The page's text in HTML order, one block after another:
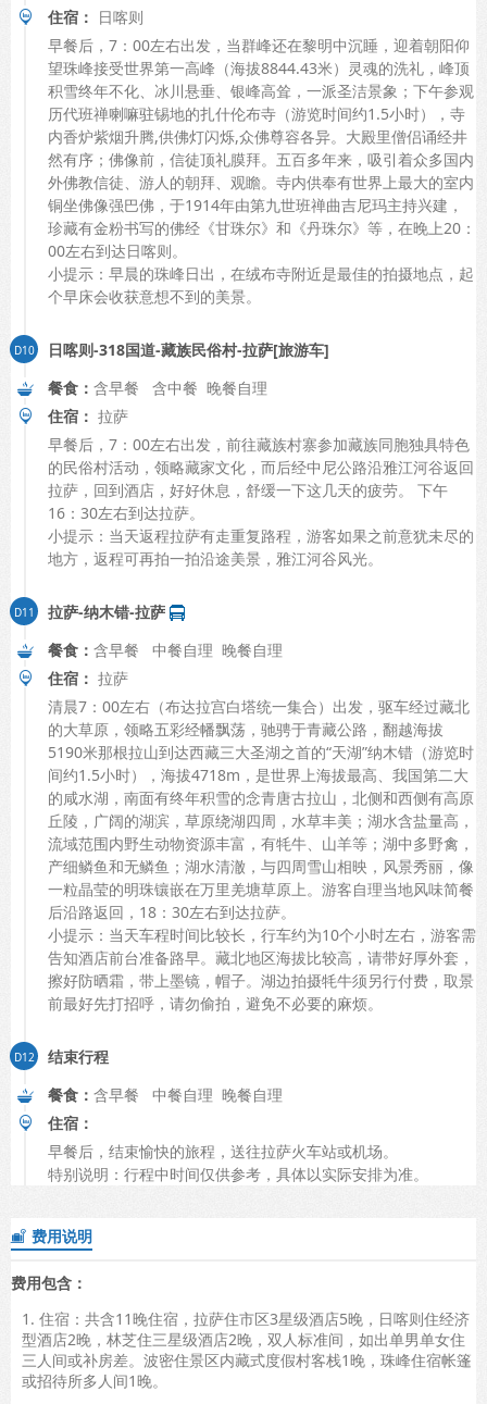
住宿： 日喀则
早餐后，7：00左右出发，当群峰还在黎明中沉睡，迎着朝阳仰
望珠峰接受世界第一高峰（海拔8844.43米）灵魂的洗礼，峰顶
积雪终年不化、冰川悬垂、银峰高耸，一派圣洁景象；下午参观
历代班禅喇嘛驻锡地的扎什伦布寺（游览时间约1.5小时），寺
内香炉紫烟升腾,供佛灯闪烁,众佛尊容各异。大殿里僧侣诵经井
然有序；佛像前，信徒顶礼膜拜。五百多年来，吸引着众多国内
外佛教信徒、游人的朝拜、观瞻。寺内供奉有世界上最大的室内
铜坐佛像强巴佛，于1914年由第九世班禅曲吉尼玛主持兴建，
珍藏有金粉书写的佛经《甘珠尔》和《丹珠尔》等，在晚上20：
00左右到达日喀则。
小提示：早晨的珠峰日出，在绒布寺附近是最佳的拍摄地点，起
个早床会收获意想不到的美景。
日喀则-318国道-藏族民俗村-拉萨[旅游车]
餐食： 含早餐 含中餐 晚餐自理
住宿： 拉萨
早餐后，7：00左右出发，前往藏族村寨参加藏族同胞独具特色
的民俗村活动，领略藏家文化，而后经中尼公路沿雅江河谷返回
拉萨，回到酒店，好好休息，舒缓一下这几天的疲劳。 下午
16：30左右到达拉萨。
小提示：当天返程拉萨有走重复路程，游客如果之前意犹未尽的
地方，返程可再拍一拍沿途美景，雅江河谷风光。
拉萨-纳木错-拉萨
餐食： 含早餐 中餐自理 晚餐自理
住宿： 拉萨
清晨7：00左右（布达拉宫白塔统一集合）出发，驱车经过藏北
的大草原，领略五彩经幡飘荡，驰骋于青藏公路，翻越海拔
5190米那根拉山到达西藏三大圣湖之首的“天湖”纳木错（游览时
间约1.5小时），海拔4718m，是世界上海拔最高、我国第二大
的咸水湖，南面有终年积雪的念青唐古拉山，北侧和西侧有高原
丘陵，广阔的湖滨，草原绕湖四周，水草丰美；湖水含盐量高，
流域范围内野生动物资源丰富，有牦牛、山羊等；湖中多野禽，
产细鳞鱼和无鳞鱼；湖水清澈，与四周雪山相映，风景秀丽，像
一粒晶莹的明珠镶嵌在万里羌塘草原上。游客自理当地风味简餐
后沿路返回，18：30左右到达拉萨。
小提示：当天车程时间比较长，行车约为10个小时左右，游客需
告知酒店前台准备路早。藏北地区海拔比较高，请带好厚外套，
擦好防晒霜，带上墨镜，帽子。湖边拍摄牦牛须另行付费，取景
前最好先打招呼，请勿偷拍，避免不必要的麻烦。
结束行程
餐食： 含早餐 中餐自理 晚餐自理
住宿：
早餐后，结束愉快的旅程，送往拉萨火车站或机场。
特别说明：行程中时间仅供参考，具体以实际安排为准。
 费用说明
费用包含：
1. 住宿：共含11晚住宿，拉萨住市区3星级酒店5晚，日喀则住经济
型酒店2晚，林芝住三星级酒店2晚，双人标准间，如出单男单女住
三人间或补房差。波密住景区内藏式度假村客栈1晚，珠峰住宿帐篷
或招待所多人间1晚。